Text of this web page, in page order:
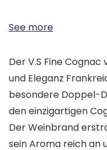
See more
Der V.S Fine
und Eleganz
besondere Doppel-
den einzigartigen
Der Weinbrand
sein Aroma reich an